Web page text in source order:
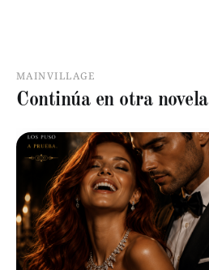
MAINVILLAGE
Continúa en otra novela